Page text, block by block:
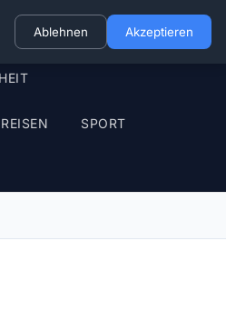
REISEN SPORT
Ablehnen Akzeptieren